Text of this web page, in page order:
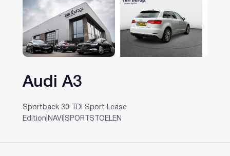
Audi A3
Sportback 30 TDI Sport Lease
Edition|NAVI|SPORTSTOELEN